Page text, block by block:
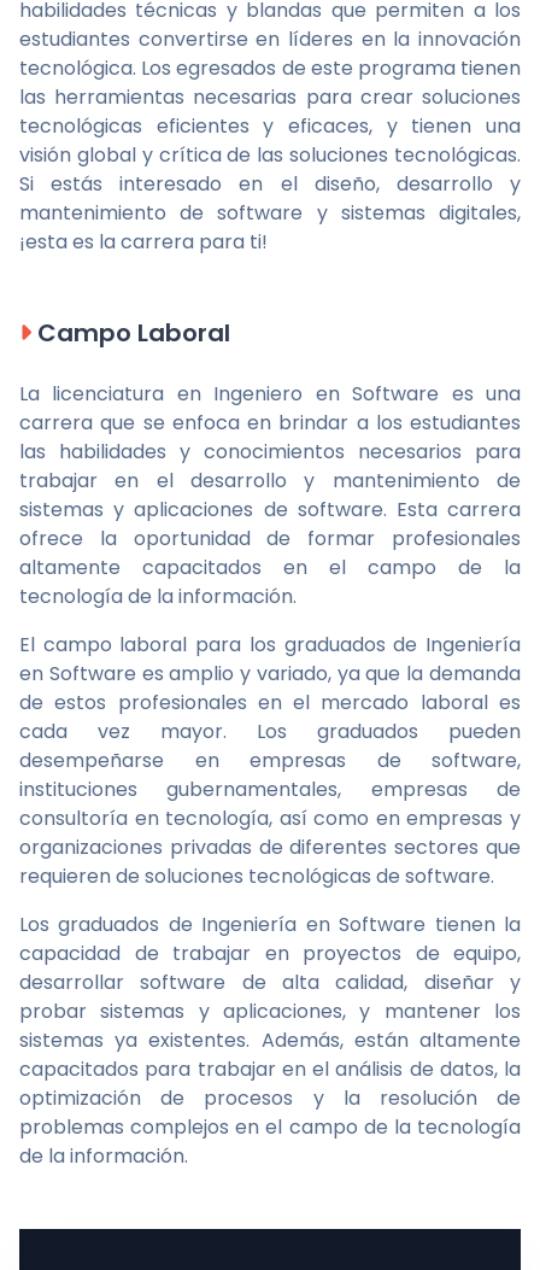
habilidades técnicas y blandas que permiten a los
estudiantes convertirse en líderes en la innovación
tecnológica. Los egresados de este programa tienen
las herramientas necesarias para crear soluciones
tecnológicas eficientes y eficaces, y tienen una
visión global y crítica de las soluciones tecnológicas.
Si estás interesado en el diseño, desarrollo y
mantenimiento de software y sistemas digitales,
¡esta es la carrera para ti!
Campo Laboral
La licenciatura en Ingeniero en Software es una
carrera que se enfoca en brindar a los estudiantes
las habilidades y conocimientos necesarios para
trabajar en el desarrollo y mantenimiento de
sistemas y aplicaciones de software. Esta carrera
ofrece la oportunidad de formar profesionales
altamente capacitados en el campo de la
tecnología de la información.
El campo laboral para los graduados de Ingeniería
en Software es amplio y variado, ya que la demanda
de estos profesionales en el mercado laboral es
cada vez mayor. Los graduados pueden
desempeñarse en empresas de software,
instituciones gubernamentales, empresas de
consultoría en tecnología, así como en empresas y
organizaciones privadas de diferentes sectores que
requieren de soluciones tecnológicas de software.
Los graduados de Ingeniería en Software tienen la
capacidad de trabajar en proyectos de equipo,
desarrollar software de alta calidad, diseñar y
probar sistemas y aplicaciones, y mantener los
sistemas ya existentes. Además, están altamente
capacitados para trabajar en el análisis de datos, la
optimización de procesos y la resolución de
problemas complejos en el campo de la tecnología
de la información.